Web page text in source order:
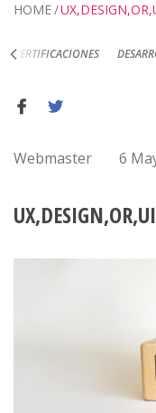
HOME
DESARROLLO WEB
Webmaster 6